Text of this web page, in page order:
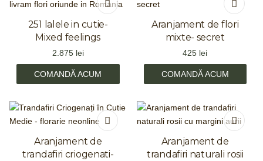
251 lalele in cutie-
Mixed feelings
2.875 lei
COMANDĂ ACUM
Aranjament de flori
mixte- secret
425 lei
COMANDĂ ACUM
Aranjament de
trandafiri criogenati-
Aranjament de
trandafiri naturali rosii